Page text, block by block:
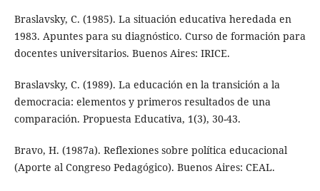
Braslavsky, C. (1985). La situación educativa heredada en
1983. Apuntes para su diagnóstico. Curso de formación para
docentes universitarios. Buenos Aires: IRICE.
Braslavsky, C. (1989). La educación en la transición a la
democracia: elementos y primeros resultados de una
comparación. Propuesta Educativa, 1(3), 30-43.
Bravo, H. (1987a). Reflexiones sobre política educacional
(Aporte al Congreso Pedagógico). Buenos Aires: CEAL.